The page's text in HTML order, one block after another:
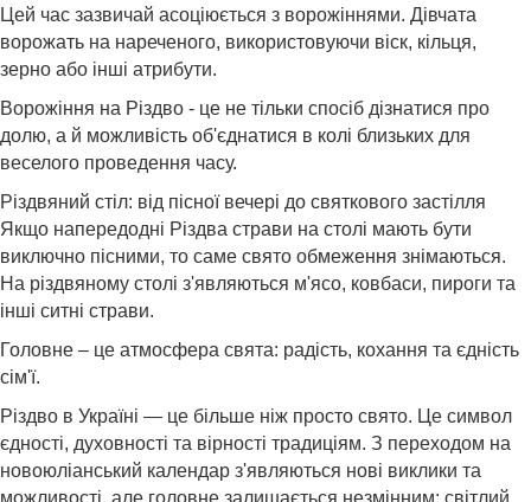
Цей час зазвичай асоціюється з ворожіннями. Дівчата
ворожать на нареченого, використовуючи віск, кільця,
зерно або інші атрибути.
Ворожіння на Різдво - це не тільки спосіб дізнатися про
долю, а й можливість об'єднатися в колі близьких для
веселого проведення часу.
Різдвяний стіл: від пісної вечері до святкового застілля
Якщо напередодні Різдва страви на столі мають бути
виключно пісними, то саме свято обмеження знімаються.
На різдвяному столі з'являються м'ясо, ковбаси, пироги та
інші ситні страви.
Головне – це атмосфера свята: радість, кохання та єдність
сім'ї.
Різдво в Україні — це більше ніж просто свято. Це символ
єдності, духовності та вірності традиціям. З переходом на
новоюліанський календар з'являються нові виклики та
можливості, але головне залишається незмінним: світлий